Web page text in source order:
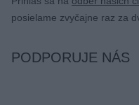
posielame zvyčajne raz za
PODPORUJE NÁS